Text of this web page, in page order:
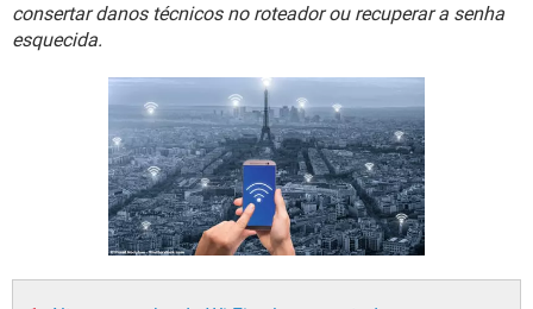
GUIA DE COMPRAS
INSTAGRAM
consertar danos técnicos no roteador ou recuperar a senha
esquecida.